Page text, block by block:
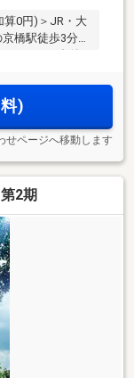
算0円)＞JR・大
橋駅徒歩3分！
1フロア3邸(角
。商業、飲
)
せページへ移動します
2期